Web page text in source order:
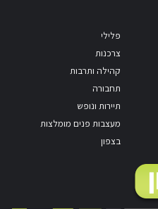
פלילי
צרכנות
קהילה ותרבות
תחבורה
תיירות ונופש
מעצבות פנים מומלצות
בצפון